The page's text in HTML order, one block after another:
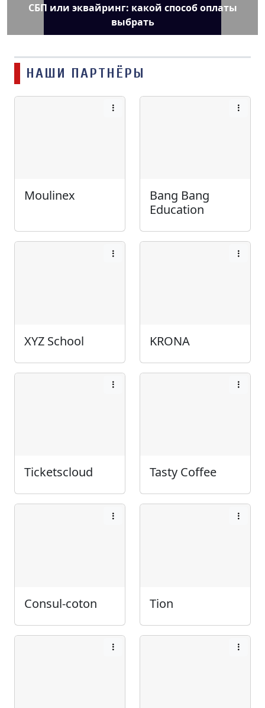
СБП или эквайринг: какой способ оплаты
выбрать
НАШИ ПАРТНЁРЫ
Moulinex
Bang Bang
Education
XYZ School KRONA
Ticketscloud Tasty Coffee
Consul-coton Tion